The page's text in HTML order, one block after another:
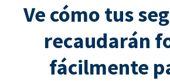
Ve cómo tus
recaudarán
fácilmente